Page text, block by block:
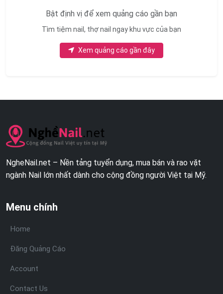
Bật định vị để xem quảng cáo gần bạn
Tìm tiệm nail, thợ nail ngay khu vực của bạn
Xem quảng cáo gần đây
NgheNail.net – Nền tảng tuyển dụng, mua bán và rao vặt
ngành Nail lớn nhất dành cho cộng đồng người Việt tại Mỹ.
Menu chính
Home
Đăng Quảng Cáo
Account
Contact Us